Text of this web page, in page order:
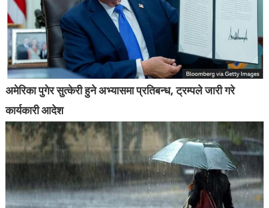
अमेरिका पुगेर सुत्केरी हुने अभ्यासमा प्रतिबन्ध, ट्रम्पले जारी गरे
कार्यकारी आदेश